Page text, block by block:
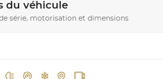
du véhicule
série, motorisation et dimensions